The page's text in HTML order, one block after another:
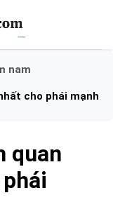
nam
cho phái mạnh
quan